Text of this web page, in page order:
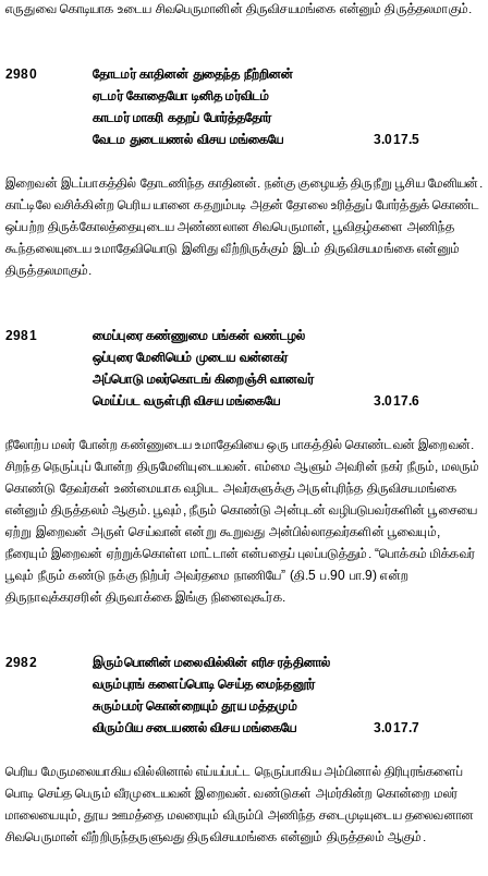
எருதுவை கொடியாக உடைய சிவபெருமானின் திருவிசயமங்கை என்னும் திருத்தலமாகும்.
2980
தோடமர் காதினன் துதைந்த நீற்றினன்
ஏடமர் கோதையோ டினித மர்விடம்
காடமர் மாகரி கதறப் போர்த்ததோர்
வேடம துடையணல் விசய மங்கையே
3.017.5
இறைவன் இடப்பாகத்தில் தோடணிந்த காதினன். நன்கு குழையத் திருநீறு பூசிய மேனியன்.
காட்டிலே வசிக்கின்ற பெரிய யானை கதறும்படி அதன் தோலை உரித்துப் போர்த்துக் கொண்ட
ஒப்பற்ற திருக்கோலத்தையுடைய அண்ணலான சிவபெருமான், பூவிதழ்களை அணிந்த
கூந்தலையுடைய உமாதேவியொடு இனிது வீற்றிருக்கும் இடம் திருவிசயமங்கை என்னும்
திருத்தலமாகும்.
2981
மைப்புரை கண்ணுமை பங்கன் வண்டழல்
ஒப்புரை மேனியெம் முடைய வன்னகர்
அப்பொடு மலர்கொடங் கிறைஞ்சி வானவர்
மெய்ப்பட வருள்புரி விசய மங்கையே
3.017.6
நீலோற்ப மலர் போன்ற கண்ணுடைய உமாதேவியை ஒரு பாகத்தில் கொண்டவன் இறைவன்.
சிறந்த நெருப்புப் போன்ற திருமேனியுடையவன். எம்மை ஆளும் அவரின் நகர் நீரும், மலரும்
கொண்டு தேவர்கள் உண்மையாக வழிபட அவர்களுக்கு அருள்புரிந்த திருவிசயமங்கை
என்னும் திருத்தலம் ஆகும். பூவும், நீரும் கொண்டு அன்புடன் வழிபடுபவர்களின் பூசையை
ஏற்று இறைவன் அருள் செய்வான் என்று கூறுவது அன்பில்லாதவர்களின் பூவையும்,
நீரையும் இறைவன் ஏற்றுக்கொள்ள மாட்டான் என்பதைப் புலப்படுத்தும். “பொக்கம் மிக்கவர்
பூவும் நீரும் கண்டு நக்கு நிற்பர் அவர்தமை நாணியே” (தி.5 ப.90 பா.9) என்ற
திருநாவுக்கரசரின் திருவாக்கை இங்கு நினைவுகூர்க.
2982
இரும்பொனின் மலைவில்லின் எரிச ரத்தினால்
வரும்புரங் களைப்பொடி செய்த மைந்தனூர்
சுரும்பமர் கொன்றையும் தூய மத்தமும்
விரும்பிய சடையணல் விசய மங்கையே
3.017.7
பெரிய மேருமலையாகிய வில்லினால் எய்யப்பட்ட நெருப்பாகிய அம்பினால் திரிபுரங்களைப்
பொடி செய்த பெரும் வீரமுடையவன் இறைவன். வண்டுகள் அமர்கின்ற கொன்றை மலர்
மாலையையும், தூய ஊமத்தை மலரையும் விரும்பி அணிந்த சடைமுடியுடைய தலைவனான
சிவபெருமான் வீற்றிருந்தருளுவது திருவிசயமங்கை என்னும் திருத்தலம் ஆகும்.